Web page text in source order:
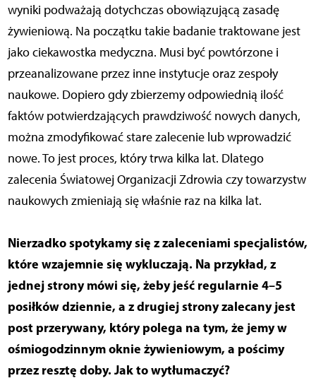
wyniki podważają dotychczas obowiązującą zasadę
żywieniową. Na początku takie badanie traktowane jest
jako ciekawostka medyczna. Musi być powtórzone i
przeanalizowane przez inne instytucje oraz zespoły
naukowe. Dopiero gdy zbierzemy odpowiednią ilość
faktów potwierdzających prawdziwość nowych danych,
można zmodyfikować stare zalecenie lub wprowadzić
nowe. To jest proces, który trwa kilka lat. Dlatego
zalecenia Światowej Organizacji Zdrowia czy towarzystw
naukowych zmieniają się właśnie raz na kilka lat.
Nierzadko spotykamy się z zaleceniami specjalistów,
które wzajemnie się wykluczają. Na przykład, z
jednej strony mówi się, żeby jeść regularnie 4–5
posiłków dziennie, a z drugiej strony zalecany jest
post przerywany, który polega na tym, że jemy w
ośmiogodzinnym oknie żywieniowym, a pościmy
przez resztę doby. Jak to wytłumaczyć?